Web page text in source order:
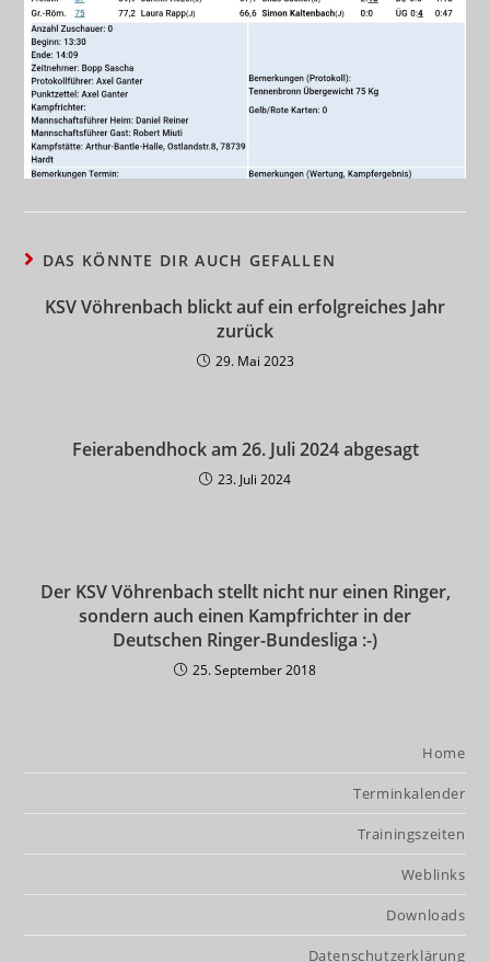
DAS KÖNNTE DIR AUCH GEFALLEN
KSV Vöhrenbach blickt auf ein erfolgreiches Jahr
zurück
29. Mai 2023
Feierabendhock am 26. Juli 2024 abgesagt
23. Juli 2024
Der KSV Vöhrenbach stellt nicht nur einen Ringer,
sondern auch einen Kampfrichter in der
Deutschen Ringer-Bundesliga :-)
25. September 2018
Home
Terminkalender
Trainingszeiten
Weblinks
Downloads
Datenschutzerklärung